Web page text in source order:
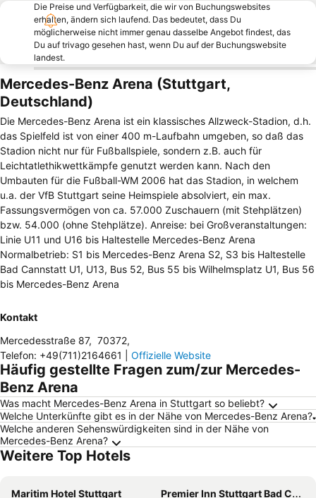
Die Preise und Verfügbarkeit, die wir von Buchungswebsites
erhalten, ändern sich laufend. Das bedeutet, dass Du
möglicherweise nicht immer genau dasselbe Angebot findest, das
Du auf trivago gesehen hast, wenn Du auf der Buchungswebsite
landest.
Mercedes-Benz Arena (Stuttgart,
Deutschland)
Die Mercedes-Benz Arena ist ein klassisches Allzweck-Stadion, d.h.
das Spielfeld ist von einer 400 m-Laufbahn umgeben, so daß das
Stadion nicht nur für Fußballspiele, sondern z.B. auch für
Leichtatlethikwettkämpfe genutzt werden kann. Nach den
Umbauten für die Fußball-WM 2006 hat das Stadion, in welchem
u.a. der VfB Stuttgart seine Heimspiele absolviert, ein max.
Fassungsvermögen von ca. 57.000 Zuschauern (mit Stehplätzen)
bzw. 54.000 (ohne Stehplätze). Anreise: bei Großveranstaltungen:
Linie U11 und U16 bis Haltestelle Mercedes-Benz Arena
Normalbetrieb: S1 bis Mercedes-Benz Arena S2, S3 bis Haltestelle
Bad Cannstatt U1, U13, Bus 52, Bus 55 bis Wilhelmsplatz U1, Bus 56
bis Mercedes-Benz Arena
Kontakt
Mercedesstraße 87, 70372,
Telefon: +49(711)2164661 Offizielle Website
Häufig gestellte Fragen zum/zur Mercedes-
Benz Arena
Was macht Mercedes-Benz Arena in Stuttgart so beliebt?
Welche Unterkünfte gibt es in der Nähe von Mercedes-Benz Arena?
Welche anderen Sehenswürdigkeiten sind in der Nähe von
Mercedes-Benz Arena?
Weitere Top Hotels
Maritim Hotel Stuttgart
Premier Inn Stuttgart Bad Cannstatt